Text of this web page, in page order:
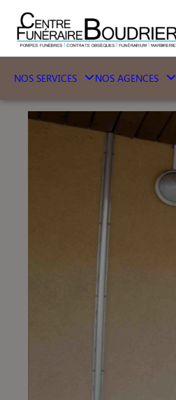
NOS SERVICES NOS AGENCES